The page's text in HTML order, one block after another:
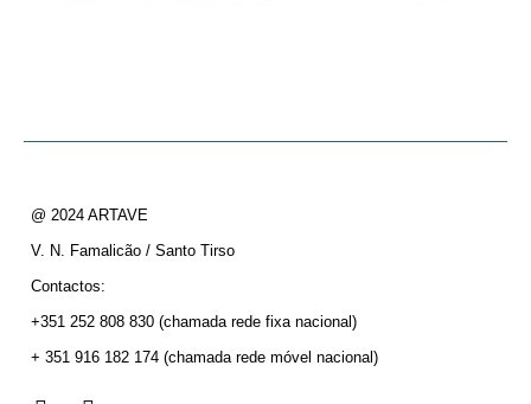
@ 2024 ARTAVE
V. N. Famalicão / Santo Tirso
Contactos:
+351 252 808 830 (chamada rede fixa nacional)
+ 351 916 182 174 (chamada rede móvel nacional)